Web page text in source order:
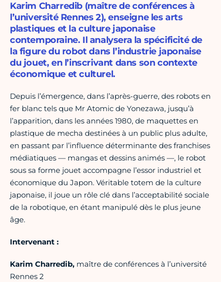
Karim Charredib (maître de conférences à
l’université Rennes 2), enseigne les arts
plastiques et la culture japonaise
contemporaine. Il analysera la spécificité de
la figure du robot dans l’industrie japonaise
du jouet, en l’inscrivant dans son contexte
économique et culturel.
Depuis l’émergence, dans l’après-guerre, des robots en
fer blanc tels que Mr Atomic de Yonezawa, jusqu’à
l’apparition, dans les années 1980, de maquettes en
plastique de mecha destinées à un public plus adulte,
en passant par l’influence déterminante des franchises
médiatiques — mangas et dessins animés —, le robot
sous sa forme jouet accompagne l’essor industriel et
économique du Japon. Véritable totem de la culture
japonaise, il joue un rôle clé dans l’acceptabilité sociale
de la robotique, en étant manipulé dès le plus jeune
âge.
Intervenant :
Karim Charredib, maître de conférences à l’université
Rennes 2